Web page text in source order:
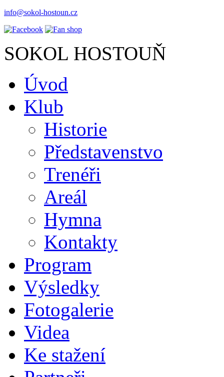
info@sokol-hostoun.cz
SOKOL HOSTOUŇ
Úvod
Klub
Historie
Představenstvo
Trenéři
Areál
Hymna
Kontakty
Program
Výsledky
Fotogalerie
Videa
Ke stažení